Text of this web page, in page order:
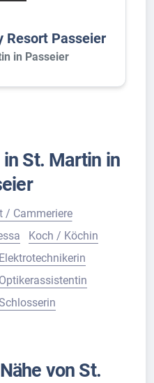
Resort Passeier
in Passeier
St. Martin in
/ Cammeriere
Koch / Köchin
von St.